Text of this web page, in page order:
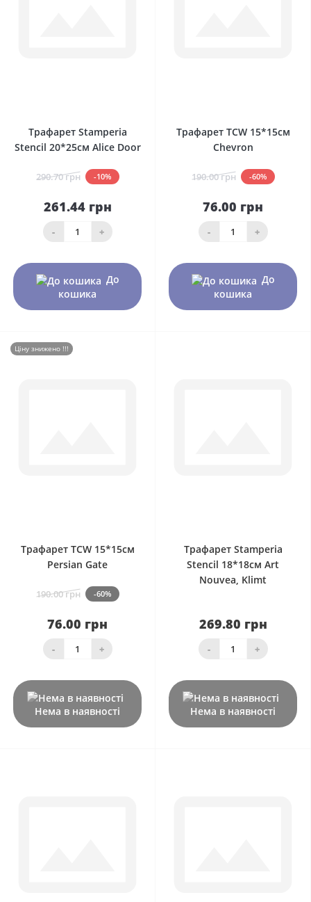
Трафарет Stamperia
Stencil 20*25см Alice Door
290.70 грн -10%
261.44 грн
- +
До
кошика
Трафарет TCW 15*15см
Chevron
190.00 грн -60%
76.00 грн
- +
До
кошика
Ціну знижено !!!
Трафарет TCW 15*15см
Persian Gate
190.00 грн -60%
76.00 грн
- +
Нема в наявності
Трафарет Stamperia
Stencil 18*18см Art
Nouvea, Klimt
269.80 грн
- +
Нема в наявності